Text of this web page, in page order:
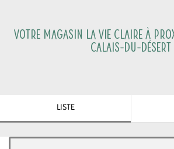
Votre magasin La Vie Claire à
Calais-du-Désert
LISTE